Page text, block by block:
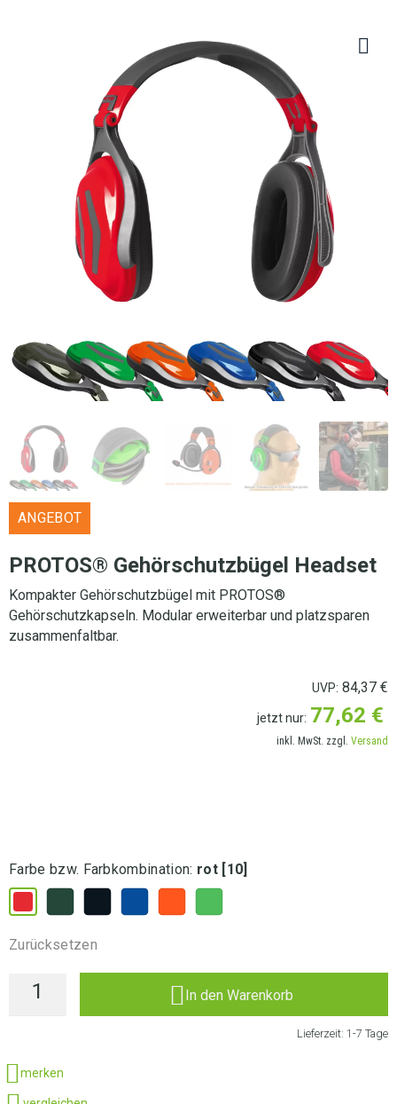
ANGEBOT
PROTOS® Gehörschutzbügel Headset
Kompakter Gehörschutzbügel mit PROTOS®
Gehörschutzkapseln. Modular erweiterbar und platzsparen
zusammenfaltbar.
UVP: 84,37 €
jetzt nur: 77,62 €
inkl. MwSt. zzgl. Versand
Farbe bzw. Farbkombination: rot [10]
Zurücksetzen
In den Warenkorb
Lieferzeit: 1-7 Tage
merken